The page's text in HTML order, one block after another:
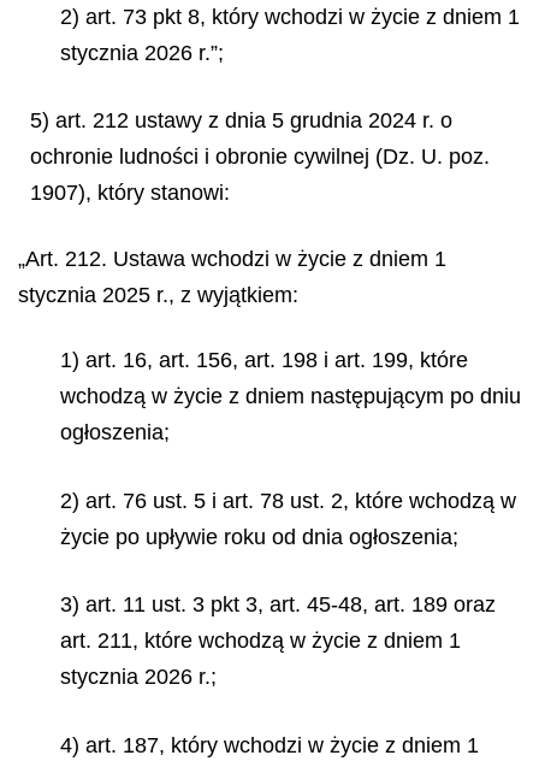
2) art. 73 pkt 8, który wchodzi w życie z dniem 1
stycznia 2026 r.”;
5) art. 212 ustawy z dnia 5 grudnia 2024 r. o
ochronie ludności i obronie cywilnej (Dz. U. poz.
1907), który stanowi:
„Art. 212. Ustawa wchodzi w życie z dniem 1
stycznia 2025 r., z wyjątkiem:
1) art. 16, art. 156, art. 198 i art. 199, które
wchodzą w życie z dniem następującym po dniu
ogłoszenia;
2) art. 76 ust. 5 i art. 78 ust. 2, które wchodzą w
życie po upływie roku od dnia ogłoszenia;
3) art. 11 ust. 3 pkt 3, art. 45-48, art. 189 oraz
art. 211, które wchodzą w życie z dniem 1
stycznia 2026 r.;
4) art. 187, który wchodzi w życie z dniem 1